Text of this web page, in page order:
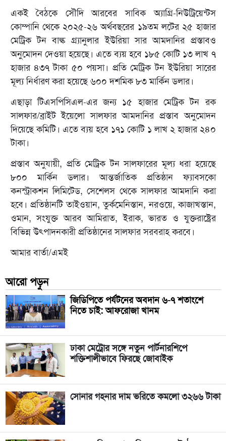
একই বৈঠকে সৌদি আরবের সাবিক অ্যাগ্রি-নিউট্রিয়েন্টস
কোম্পানি থেকে ২০২৫-২৬ অর্থবছরের ১৯তম লটের ২৫ হাজার
মেট্রিক টন বাল্ক গ্র্যানুলার ইউরিয়া সার আমদানির প্রস্তাবও
অনুমোদন দেওয়া হয়েছে। এতে ব্যয় হবে ১৮৫ কোটি ১৩ লাখ ৭
হাজার ৪৩৭ টাকা ৫০ পয়সা। প্রতি মেট্রিক টন ইউরিয়া সারের
মূল্য নির্ধারণ করা হয়েছে ৬০০ দশমিক ৮৩ মার্কিন ডলার।
এছাড়া টিএসপিসিএল-এর জন্য ১৫ হাজার মেট্রিক টন রক
সালফার/ব্রাইট ইয়েলো সালফার আমদানির প্রস্তাব অনুমোদন
দিয়েছে কমিটি। এতে ব্যয় হবে ১৭১ কোটি ১ লাখ ২ হাজার ২৪০
টাকা।
প্রস্তাব অনুযায়ী, প্রতি মেট্রিক টন সালফারের মূল্য ধরা হয়েছে
৮০০ মার্কিন ডলার। আন্তর্জাতিক প্রতিষ্ঠান ফ্যাবসকো
কনস্ট্রাকশন লিমিটেড, সেশেলস থেকে সালফার আমদানি করা
হবে। প্রতিষ্ঠানটি তাইওয়ান, তুর্কমেনিস্তান, নরওয়ে, কাজাখস্তান,
ওমান, সংযুক্ত আরব আমিরাত, ইরাক, ভারত ও যুক্তরাষ্ট্রের
বিভিন্ন উৎপাদনকারী প্রতিষ্ঠানের সালফার সরবরাহ করবে।
আমার বার্তা/এমই
আরো পড়ুন
জিডিপিতে পর্যটনের অবদান ৬-৭ শতাংশে
নিতে চাই: আফরোজা খানম
ঢাকা মেট্রোর সঙ্গে নতুন পার্টনারশিপে
শক্তিশালীভাবে ফিরছে জোবাইক
সোনার গহনার দাম ভরিতে কমলো ৩২৬৬ টাকা